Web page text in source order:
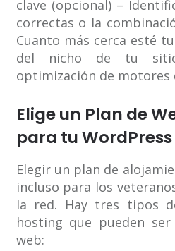
clave (opcional) –
correctas o la
Cuanto más cerca esté
del nicho de tu
optimización de motores
Elige un Plan de
para tu WordPress
Elegir un plan de
incluso para los
la red. Hay tres tipos
hosting que pueden
web: